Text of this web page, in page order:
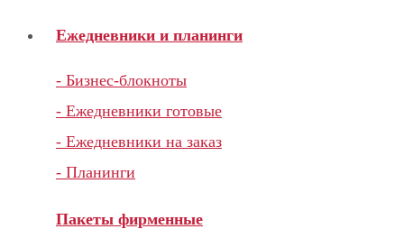
Ежедневники и планинги
- Бизнес-блокноты
- Ежедневники готовые
- Ежедневники на заказ
- Планинги
Пакеты фирменные